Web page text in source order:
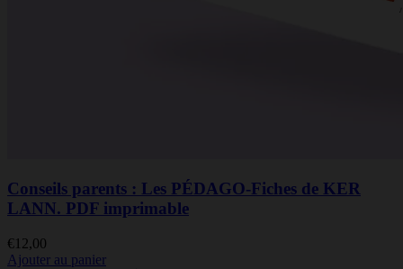
Conseils parents : Les PÉDAGO-Fiches de KER
LANN. PDF imprimable
€ 12,00
Ajouter au panier